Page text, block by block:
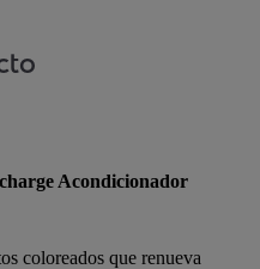
Acondicionador
coloreados que renueva